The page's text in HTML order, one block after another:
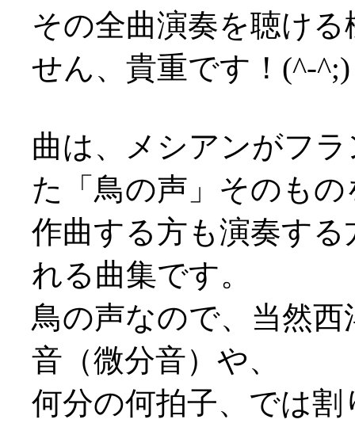
その全曲演奏を聴け
せん、貴重です！(^-^;)
曲は、メシアンがフ
た「鳥の声」そのも
作曲する方も演奏す
れる曲集です。
鳥の声なので、当然
音（微分音）や、
何分の何拍子、では